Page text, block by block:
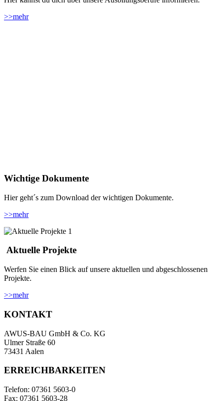
>>mehr
Wichtige Dokumente
Hier geht´s zum Download der wichtigen Dokumente.
>>mehr
Aktuelle Projekte
Werfen Sie einen Blick auf unsere aktuellen und abgeschlossenen
Projekte.
>>mehr
KONTAKT
AWUS-BAU GmbH & Co. KG
Ulmer Straße 60
73431 Aalen
ERREICHBARKEITEN
Telefon: 07361 5603-0
Fax: 07361 5603-28